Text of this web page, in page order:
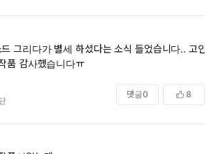
그리다가 별세 하셨다는 소식 들었습니다.. 고인
품 감사했습니다ㅠ
댓글0 8